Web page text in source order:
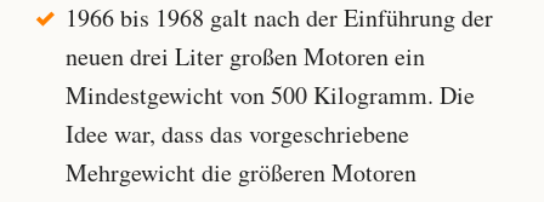
1966 bis 1968 galt nach der Einführung der
neuen drei Liter großen Motoren ein
Mindestgewicht von 500 Kilogramm. Die
Idee war, dass das vorgeschriebene
Mehrgewicht die größeren Motoren